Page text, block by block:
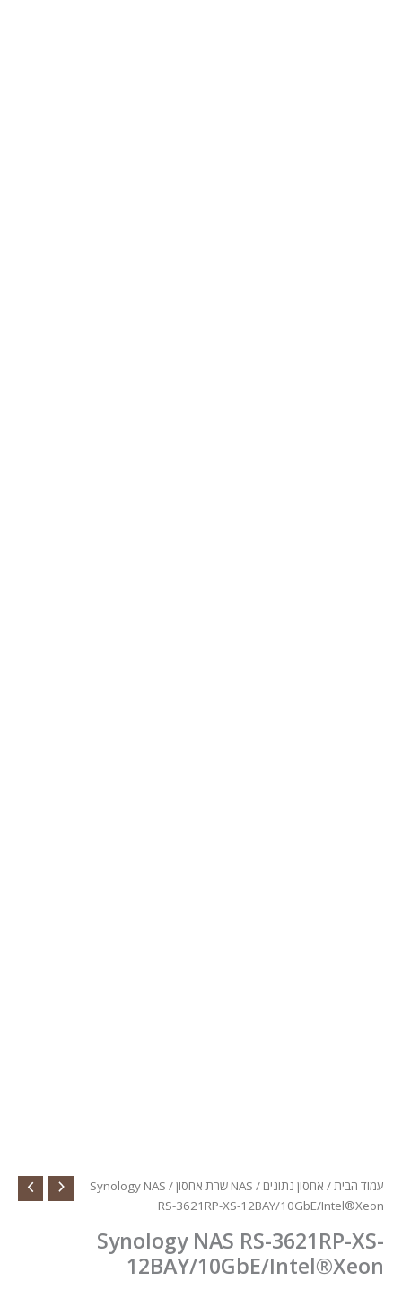
עמוד הבית/ אחסון נתונים / NAS שרת אחסון
/ Synology NAS
RS-3621RP-XS-12BAY/10GbE/Intel®Xeon
Synology NAS RS-3621RP-XS-
12BAY/10GbE/Intel®Xeon